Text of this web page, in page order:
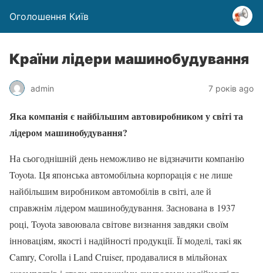
Оголошення Київ
Країни лідери машинобудування
admin 7 років ago
Яка компанія є найбільшим автовиробником у світі та
лідером машинобудування?
На сьогоднішній день неможливо не відзначити компанію
Toyota. Ця японська автомобільна корпорація є не лише
найбільшим виробником автомобілів в світі, але й
справжнім лідером машинобудування. Заснована в 1937
році, Toyota завоювала світове визнання завдяки своїм
інноваціям, якості і надійності продукції. Її моделі, такі як
Camry, Corolla і Land Cruiser, продавалися в мільйонах